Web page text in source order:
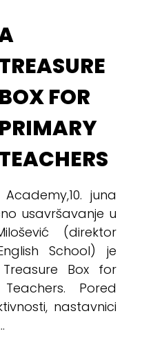
BOX FOR
PRIMARY
juna
usavršavanje u
(direktor
School) je
Box for
Pored
nastavnici